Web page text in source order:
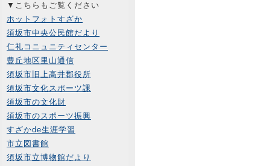
▼こちらもご覧ください
ホットフォトすざか
須坂市中央公民館だより
仁礼コニュニティセンター
豊丘地区里山通信
須坂市旧上高井郡役所
須坂市文化スポーツ課
須坂市の文化財
須坂市のスポーツ振興
すざかde生涯学習
市立図書館
須坂市立博物館だより